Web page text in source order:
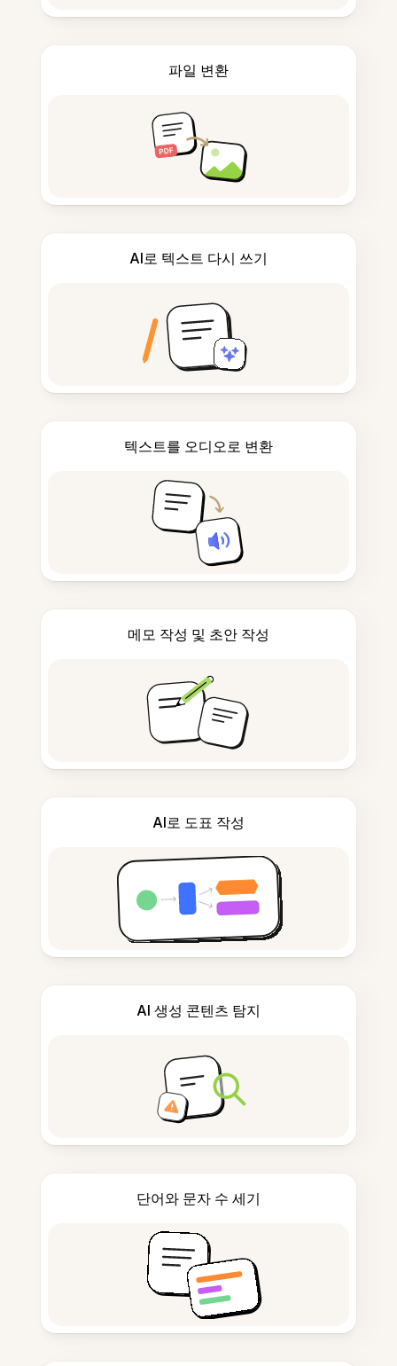
파일 변환
AI로 텍스트 다시 쓰기
텍스트를 오디오로 변환
메모 작성 및 초안 작성
AI로 도표 작성
AI 생성 콘텐츠 탐지
단어와 문자 수 세기